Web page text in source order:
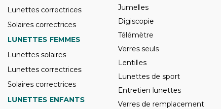
Lunettes correctrices
Solaires correctrices
LUNETTES FEMMES
Lunettes solaires
Lunettes correctrices
Solaires correctrices
LUNETTES ENFANTS
Jumelles
Digiscopie
Télémètre
Verres seuls
Lentilles
Lunettes de sport
Entretien lunettes
Verres de remplacement